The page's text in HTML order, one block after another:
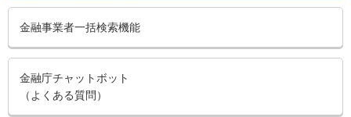
金融事業者一括検索機能
金融庁チャットボット
（よくある質問）